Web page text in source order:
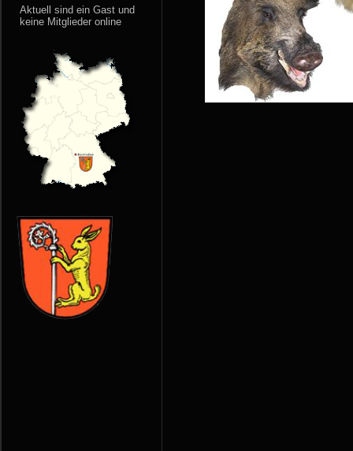
Aktuell sind ein Gast und
keine Mitglieder online